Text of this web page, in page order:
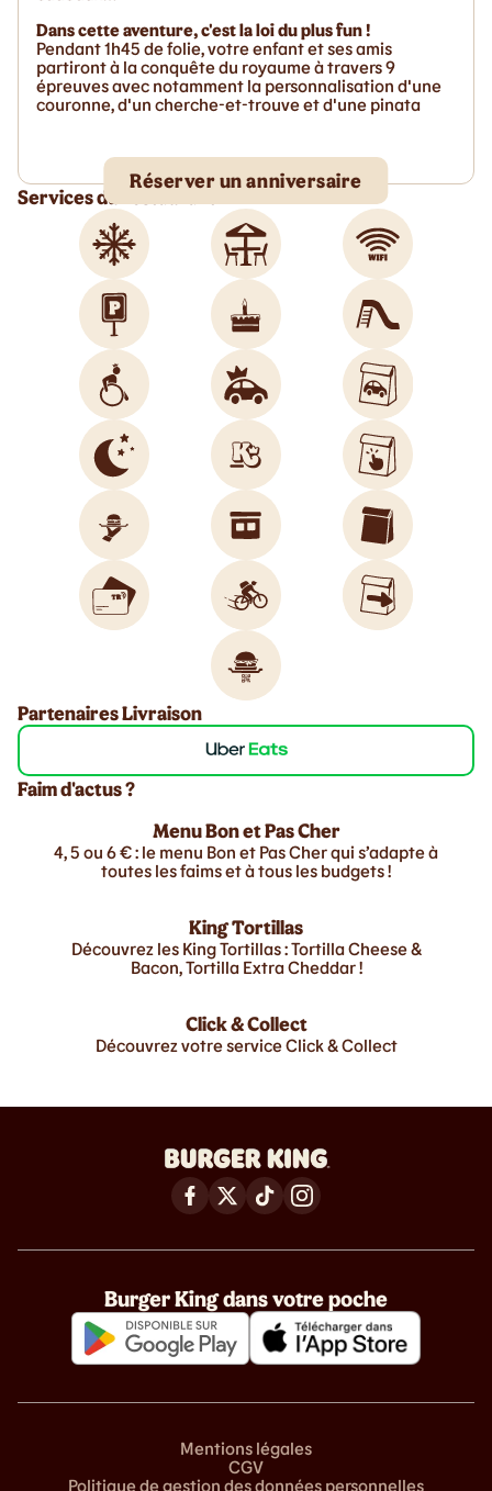
Dans cette aventure, c'est la loi du plus fun !
Pendant 1h45 de folie, votre enfant et ses amis
partiront à la conquête du royaume à travers 9
épreuves avec notamment la personnalisation d'une
couronne, d'un cherche-et-trouve et d'une pinata
Réserver un anniversaire
Services du restaurant
Partenaires Livraison
Faim d'actus ?
Menu Bon et Pas Cher
4, 5 ou 6 € : le menu Bon et Pas Cher qui s’adapte à
toutes les faims et à tous les budgets !
King Tortillas
Découvrez les King Tortillas : Tortilla Cheese &
Bacon, Tortilla Extra Cheddar !
Click & Collect
Découvrez votre service Click & Collect
Burger King dans votre poche
Mentions légales
CGV
Politique de gestion des données personnelles